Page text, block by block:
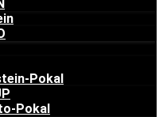
Pokal
Pokal